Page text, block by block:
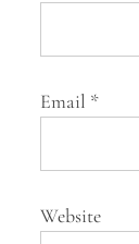
Email *
Website